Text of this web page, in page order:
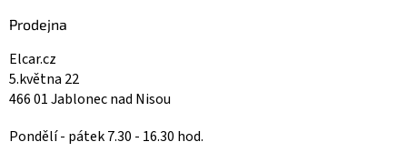
Prodejna
Elcar.cz
5.května 22
466 01 Jablonec nad Nisou
Pondělí - pátek 7.30 - 16.30 hod.